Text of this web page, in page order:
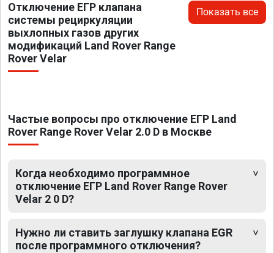
Отключение ЕГР клапана
системы рециркуляции
выхлопных газов других
модификаций Land Rover Range
Rover Velar
Показать все
Частые вопросы про отключение ЕГР Land
Rover Range Rover Velar 2.0 D в Москве
Когда необходимо программное
отключение ЕГР Land Rover Range Rover
Velar 2 0 D?
Нужно ли ставить заглушку клапана EGR
после программного отключения?